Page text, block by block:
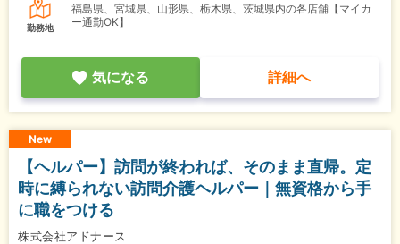
勤務地
福島県、宮城県、山形県、栃木県、茨城県内の各店舗【マイカ
ー通勤OK】
気になる 詳細へ
New
【ヘルパー】訪問が終われば、そのまま直帰。定
時に縛られない訪問介護ヘルパー｜無資格から手
に職をつける
株式会社アドナース